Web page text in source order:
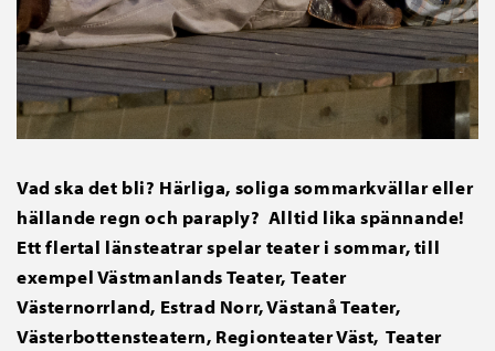
Vad ska det bli? Härliga, soliga sommarkvällar eller
hällande regn och paraply? Alltid lika spännande!
Ett flertal länsteatrar spelar teater i sommar, till
exempel Västmanlands Teater, Teater
Västernorrland, Estrad Norr, Västanå Teater,
Västerbottensteatern, Regionteater Väst, Teater